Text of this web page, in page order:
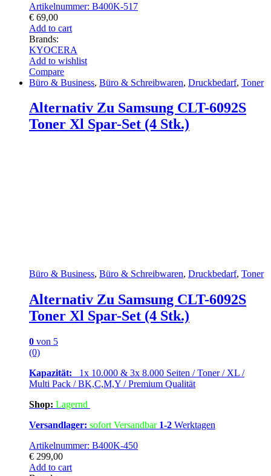
Artikelnummer: B400K-517
€ 69,00
Add to cart
Brands:
KYOCERA
Add to wishlist
Compare
Büro & Business, Büro & Schreibwaren, Druckbedarf, Toner
Alternativ Zu Samsung CLT-6092S
Toner Xl Spar-Set (4 Stk.)
Büro & Business, Büro & Schreibwaren, Druckbedarf, Toner
Alternativ Zu Samsung CLT-6092S
Toner Xl Spar-Set (4 Stk.)
0 von 5
(0)
Kapazität: 1x 10.000 & 3x 8.000 Seiten / Toner / XL /
Multi Pack / BK,C,M,Y / Premium Qualität
Shop: Lagernd
Versandlager: sofort Versandbar 1-2 Werktagen
Artikelnummer: B400K-450
€ 299,00
Add to cart